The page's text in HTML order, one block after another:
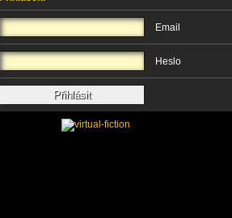
Email
Heslo